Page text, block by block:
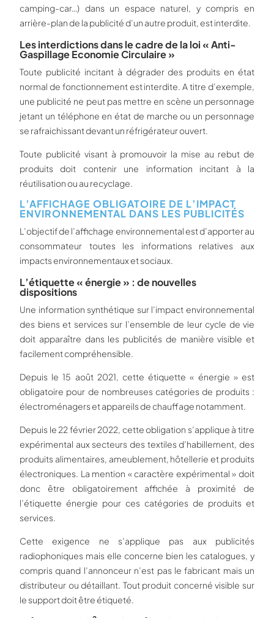
camping-car…) dans un espace naturel, y compris en
arrière-plan de la publicité d’un autre produit, est interdite.
Les interdictions dans le cadre de la loi « Anti-
Gaspillage Economie Circulaire »
Toute publicité incitant à dégrader des produits en état
normal de fonctionnement est interdite. A titre d’exemple,
une publicité ne peut pas mettre en scène un personnage
jetant un téléphone en état de marche ou un personnage
se rafraichissant devant un réfrigérateur ouvert.
Toute publicité visant à promouvoir la mise au rebut de
produits doit contenir une information incitant à la
réutilisation ou au recyclage.
L’AFFICHAGE OBLIGATOIRE DE L’IMPACT
ENVIRONNEMENTAL DANS LES PUBLICITÉS
L’objectif de l’affichage environnemental est d’apporter au
consommateur toutes les informations relatives aux
impacts environnementaux et sociaux.
L’étiquette « énergie » : de nouvelles
dispositions
Une information synthétique sur l’impact environnemental
des biens et services sur l’ensemble de leur cycle de vie
doit apparaître dans les publicités de manière visible et
facilement compréhensible.
Depuis le 15 août 2021, cette étiquette « énergie » est
obligatoire pour de nombreuses catégories de produits :
électroménagers et appareils de chauffage notamment.
Depuis le 22 février 2022, cette obligation s’applique à titre
expérimental aux secteurs des textiles d’habillement, des
produits alimentaires, ameublement, hôtellerie et produits
électroniques. La mention « caractère expérimental » doit
donc être obligatoirement affichée à proximité de
l’étiquette énergie pour ces catégories de produits et
services.
Cette exigence ne s’applique pas aux publicités
radiophoniques mais elle concerne bien les catalogues, y
compris quand l’annonceur n’est pas le fabricant mais un
distributeur ou détaillant. Tout produit concerné visible sur
le support doit être étiqueté.